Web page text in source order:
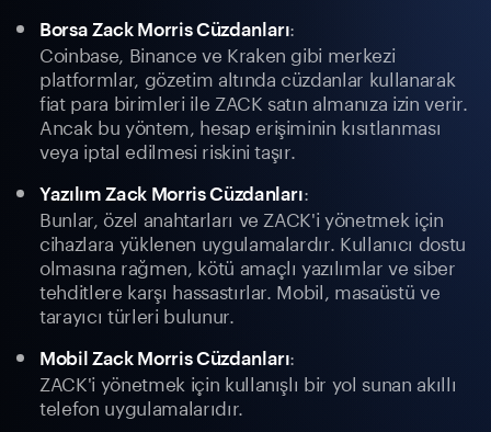
Borsa Zack Morris Cüzdanları:
Coinbase, Binance ve Kraken gibi merkezi
platformlar, gözetim altında cüzdanlar kullanarak
fiat para birimleri ile ZACK satın almanıza izin verir.
Ancak bu yöntem, hesap erişiminin kısıtlanması
veya iptal edilmesi riskini taşır.
Yazılım Zack Morris Cüzdanları:
Bunlar, özel anahtarları ve ZACK'i yönetmek için
cihazlara yüklenen uygulamalardır. Kullanıcı dostu
olmasına rağmen, kötü amaçlı yazılımlar ve siber
tehditlere karşı hassastırlar. Mobil, masaüstü ve
tarayıcı türleri bulunur.
Mobil Zack Morris Cüzdanları:
ZACK'i yönetmek için kullanışlı bir yol sunan akıllı
telefon uygulamalarıdır.